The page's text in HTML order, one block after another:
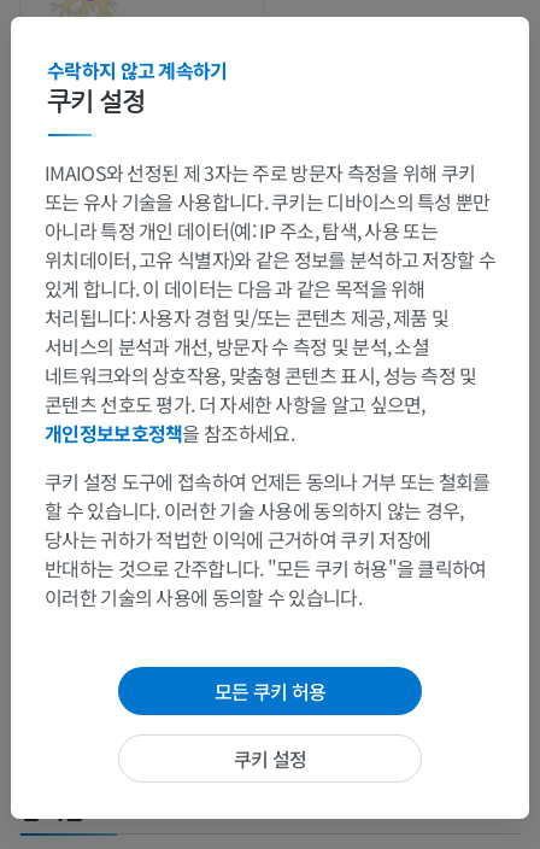
해부학적 계층
인체 해부학 1
계통해부학> 신경계통> 일반용어> 연접
하위 구조:이 부위는 하위 해부 구조가 없습니다
번역
문제를 발견하셨나요?
연락 주세요.
문제 보고
쿠키 설정
수락하지 않고 계속하기
IMAIOS와 선정된 제 3자는 주로 방문자 측정을 위해 쿠키
또는 유사 기술을 사용합니다. 쿠키는 디바이스의 특성 뿐만
아니라 특정 개인 데이터(예: IP 주소, 탐색, 사용 또는
위치데이터, 고유 식별자)와 같은 정보를 분석하고 저장할 수
있게 합니다. 이 데이터는 다음 과 같은 목적을 위해
처리됩니다: 사용자 경험 및/또는 콘텐츠 제공, 제품 및
서비스의 분석과 개선, 방문자 수 측정 및 분석, 소셜
네트워크와의 상호작용, 맞춤형 콘텐츠 표시, 성능 측정 및
콘텐츠 선호도 평가. 더 자세한 사항을 알고 싶으면,
개인정보보호정책을 참조하세요.
쿠키 설정 도구에 접속하여 언제든 동의나 거부 또는 철회를
할 수 있습니다. 이러한 기술 사용에 동의하지 않는 경우,
당사는 귀하가 적법한 이익에 근거하여 쿠키 저장에
반대하는 것으로 간주합니다. "모든 쿠키 허용"을 클릭하여
이러한 기술의 사용에 동의할 수 있습니다.
모든 쿠키 허용
쿠키 설정